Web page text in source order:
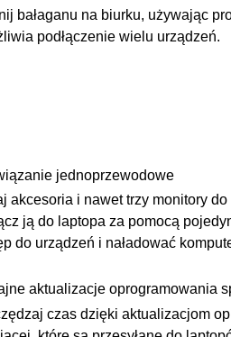
bałaganu na biurku, używając
podłączenie wielu urządzeń.
jednoprzewodowe
akcesoria i nawet trzy monitory
ją do laptopa za pomocą
do urządzeń i naładować
aktualizacje oprogramowania
czas dzięki aktualizacjom